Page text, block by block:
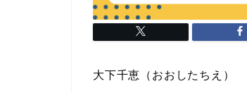
大下千恵（おおしたちえ）